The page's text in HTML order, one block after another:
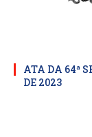
ATA DA 64ª
DE 2023